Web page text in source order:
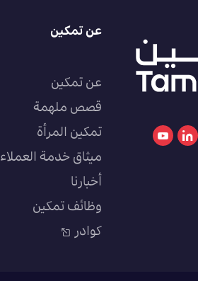
عن تمكين
عن تمكين
قصص ملهمة
تمكين المرأة
ميثاق خدمة العملاء
أخبارنا
وظائف تمكين
كوادر